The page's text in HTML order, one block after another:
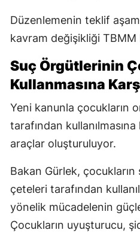
Düzenlemenin teklif
kavram değişikliği TBMM
Suç Örgütlerinin
Kullanmasına
Yeni kanunla çocukların
tarafından
araçlar oluşturuluyor.
Bakan Gürlek,
çeteleri tarafından
yönelik mücadelenin
Çocukların uyuşturucu,